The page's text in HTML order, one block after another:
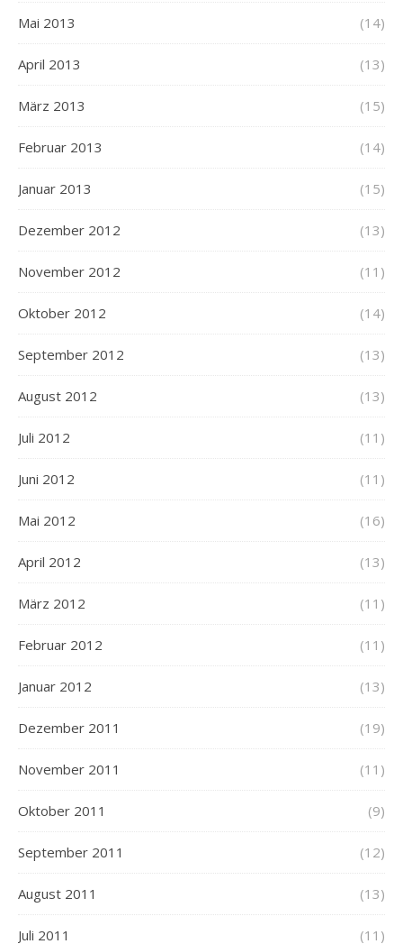
Mai 2013 (14)
April 2013 (13)
März 2013 (15)
Februar 2013 (14)
Januar 2013 (15)
Dezember 2012 (13)
November 2012 (11)
Oktober 2012 (14)
September 2012 (13)
August 2012 (13)
Juli 2012 (11)
Juni 2012 (11)
Mai 2012 (16)
April 2012 (13)
März 2012 (11)
Februar 2012 (11)
Januar 2012 (13)
Dezember 2011 (19)
November 2011 (11)
Oktober 2011 (9)
September 2011 (12)
August 2011 (13)
Juli 2011 (11)